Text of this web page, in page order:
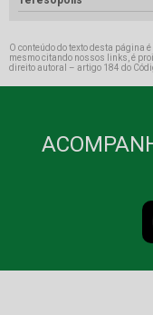
O conteúdo do texto desta página
mesmo citando nossos links, é
direito autoral – artigo 184 do